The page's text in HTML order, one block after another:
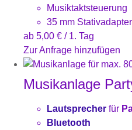
Musiktaktsteuerung
35 mm Stativadapter
ab 5,00 € / 1. Tag
Zur Anfrage hinzufügen
Musikanlage
Lautsprecher für
Bluetooth